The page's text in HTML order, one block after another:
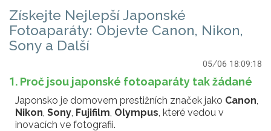
Získejte Nejlepší Japonské
Fotoaparáty: Objevte Canon, Nikon,
Sony a Další
05/06 18:09:18
1. Proč jsou japonské fotoaparáty tak žádané
Japonsko je domovem prestižních značek jako Canon,
Nikon, Sony, Fujifilm, Olympus, které vedou v
inovacích ve fotografii.